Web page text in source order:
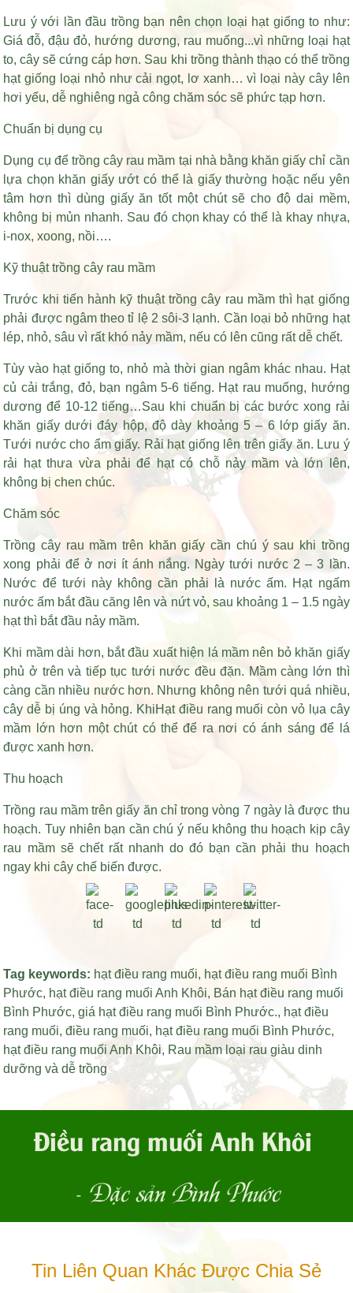
Lưu ý với lần đầu trồng bạn nên chọn loại hạt giống to như:
Giá đỗ, đậu đỏ, hướng dương, rau muống...vì những loại hạt
to, cây sẽ cứng cáp hơn. Sau khi trồng thành thạo có thể trồng
hạt giống loại nhỏ như cải ngọt, lơ xanh… vì loại này cây lên
hơi yếu, dễ nghiêng ngả công chăm sóc sẽ phức tạp hơn.
Chuẩn bị dụng cụ
Dụng cụ để trồng cây rau mầm tại nhà bằng khăn giấy chỉ cần
lựa chọn khăn giấy ướt có thể là giấy thường hoặc nếu yên
tâm hơn thì dùng giấy ăn tốt một chút sẽ cho độ dai mềm,
không bị mủn nhanh. Sau đó chọn khay có thể là khay nhựa,
i-nox, xoong, nồi….
Kỹ thuật trồng cây rau mầm
Trước khi tiến hành kỹ thuật trồng cây rau mầm thì hạt giống
phải được ngâm theo tỉ lệ 2 sôi-3 lạnh. Cần loại bỏ những hạt
lép, nhỏ, sâu vì rất khó nảy mầm, nếu có lên cũng rất dễ chết.
Tùy vào hạt giống to, nhỏ mà thời gian ngâm khác nhau. Hạt
củ cải trắng, đỏ, bạn ngâm 5-6 tiếng. Hạt rau muống, hướng
dương để 10-12 tiếng…Sau khi chuẩn bị các bước xong rải
khăn giấy dưới đáy hộp, độ dày khoảng 5 – 6 lớp giấy ăn.
Tưới nước cho ẩm giấy. Rải hạt giống lên trên giấy ăn. Lưu ý
rải hạt thưa vừa phải để hạt có chỗ nảy mầm và lớn lên,
không bị chen chúc.
Chăm sóc
Trồng cây rau mầm trên khăn giấy cần chú ý sau khi trồng
xong phải để ở nơi ít ánh nắng. Ngày tưới nước 2 – 3 lần.
Nước để tưới này không cần phải là nước ấm. Hạt ngấm
nước ấm bắt đầu căng lên và nứt vỏ, sau khoảng 1 – 1.5 ngày
hạt thì bắt đầu nảy mầm.
Khi mầm dài hơn, bắt đầu xuất hiện lá mầm nên bỏ khăn giấy
phủ ở trên và tiếp tục tưới nước đều đặn. Mầm càng lớn thì
càng cần nhiều nước hơn. Nhưng không nên tưới quá nhiều,
cây dễ bị úng và hỏng. KhiHạt điều rang muối còn vỏ lụa cây
mầm lớn hơn một chút có thể để ra nơi có ánh sáng để lá
được xanh hơn.
Thu hoạch
Trồng rau mầm trên giấy ăn chỉ trong vòng 7 ngày là được thu
hoạch. Tuy nhiên bạn cần chú ý nếu không thu hoạch kịp cây
rau mầm sẽ chết rất nhanh do đó bạn cần phải thu hoạch
ngay khi cây chế biến được.
Tag keywords: hạt điều rang muối, hạt điều rang muối Bình
Phước, hạt điều rang muối Anh Khôi, Bán hạt điều rang muối
Bình Phước,giá hạt điều rang muối Bình Phước., hạt điều
rang muối,điều rang muối, hạt điều rang muối Bình Phước,
hạt điều rang muối Anh Khôi, Rau mầm loại rau giàu dinh
dưỡng và dễ trồng
Điều rang muối Anh Khôi
- Đặc sản Bình Phước
Tin Liên Quan Khác Được Chia Sẻ